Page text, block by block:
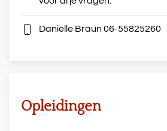
Danielle Braun06-55825260
Opleidingen